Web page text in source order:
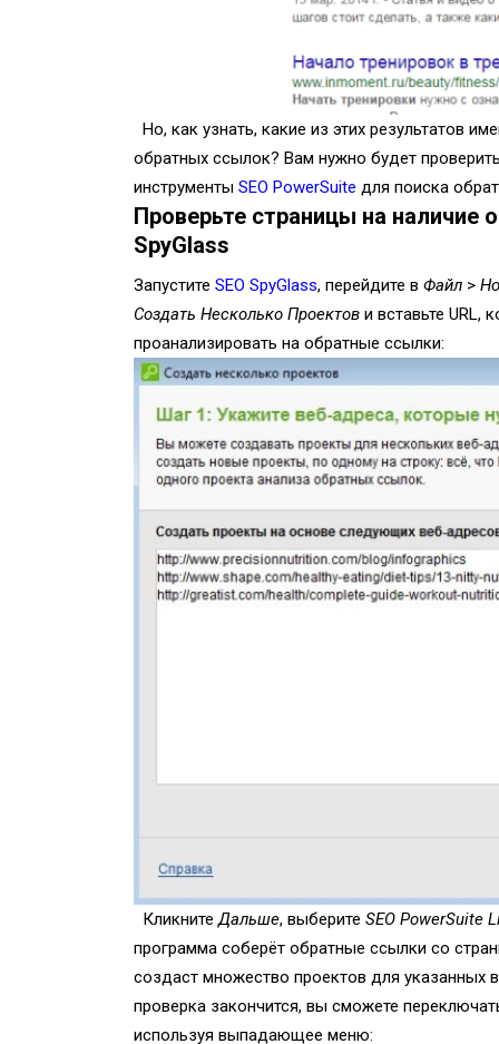
Но, как узнать, какие из этих результатов
обратных ссылок? Вам нужно будет
инструменты SEO PowerSuite для поиска
Проверьте страницы на наличие
SpyGlass
Запустите SEO SpyGlass, перейдите в Файл >
Создать Несколько Проектов и вставьте URL,
проанализировать на обратные ссылки:
КликнитеДальше, выберите SEO PowerSuite
программа соберёт обратные ссылки со
создаст множество проектов для указанных
проверка закончится, вы сможете
используя выпадающее меню: